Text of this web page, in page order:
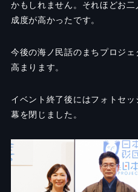
かもしれません。それほどお
成度が高かったです。
今後の海ノ民話のまちプロジ
高まります。
イベント終了後にはフォトセ
幕を閉じました。